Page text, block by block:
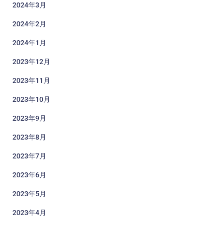
2024年3月
2024年2月
2024年1月
2023年12月
2023年11月
2023年10月
2023年9月
2023年8月
2023年7月
2023年6月
2023年5月
2023年4月